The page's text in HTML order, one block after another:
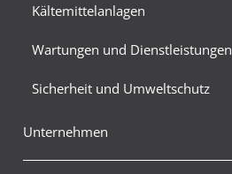
Kältemittelanlagen
Wartungen und Dienstleistungen
Sicherheit und Umweltschutz
Unternehmen